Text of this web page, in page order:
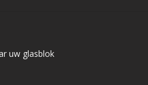
uw glasblok